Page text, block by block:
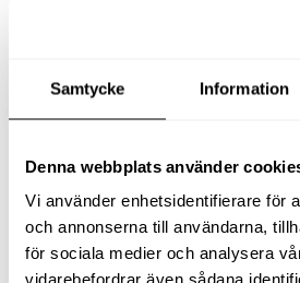
Samtycke Information
Denna webbplats använder
Vi använder enhetsidentifierare för
och annonserna till användarna,
för sociala medier och analysera
vidarebefordrar även sådana
Alla produkter
Slangfäste
Textil- &
Tillbehör Textil-
Adaptrar
Dammsugare